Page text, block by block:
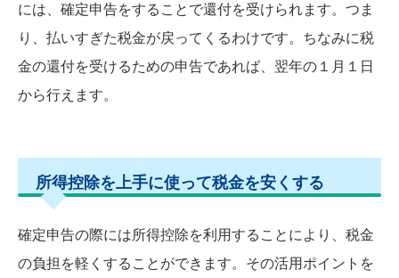
には、確定申告をすることで還付を受けられます。つま
り、払いすぎた税金が戻ってくるわけです。ちなみに税
金の還付を受けるための申告であれば、翌年の１月１日
から行えます。
所得控除を上手に使って税金を安くする
確定申告の際には所得控除を利用することにより、税金
の負担を軽くすることができます。その活用ポイントを